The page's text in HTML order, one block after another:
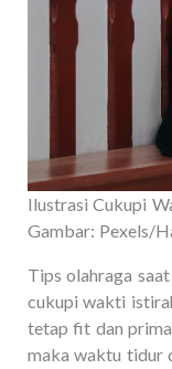
Ilustrasi Cukupi
Gambar: Pexels/
Tips olahraga
cukupi wakti
tetap fit dan
maka waktu tidur